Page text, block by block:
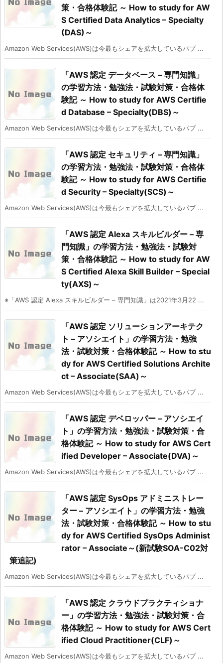
策・合格体験記 ～ How to study for AW
S Certified Data Analytics – Specialty
(DAS)～
Amazon Web Services(AWS)は今最もシェアを拡大しているパブ ...
「AWS 認定 データベース – 専門知識」
の学習方法・勉強法・試験対策・合格体
験記 ～ How to study for AWS Certifie
d Database – Specialty(DBS)～
Amazon Web Services(AWS)は今最もシェアを拡大しているパブ ...
「AWS 認定 セキュリティ – 専門知識」
の学習方法・勉強法・試験対策・合格体
験記 ～ How to study for AWS Certifie
d Security – Specialty(SCS)～
Amazon Web Services(AWS)は今最もシェアを拡大しているパブ ...
「AWS 認定 Alexa スキルビルダー – 専
門知識」の学習方法・勉強法・試験対
策・合格体験記 ～ How to study for AW
S Certified Alexa Skill Builder – Special
ty(AXS)～
※「AWS 認定 Alexa スキルビルダー – 専門知識」は2021年3月22 ...
「AWS 認定 ソリューションアーキテク
ト – アソシエイト」の学習方法・勉強
法・試験対策・合格体験記 ～ How to stu
dy for AWS Certified Solutions Archite
ct – Associate(SAA)～
Amazon Web Services(AWS)は今最もシェアを拡大しているパブ ...
「AWS 認定 デベロッパー – アソシエイ
ト」の学習方法・勉強法・試験対策・合
格体験記 ～ How to study for AWS Cert
ified Developer – Associate(DVA)～
Amazon Web Services(AWS)は今最もシェアを拡大しているパブ ...
「AWS 認定 SysOps アドミニストレー
ター – アソシエイト」の学習方法・勉強
法・試験対策・合格体験記 ～ How to stu
dy for AWS Certified SysOps Administ
rator – Associate～(新試験SOA-C02対
策追記)
Amazon Web Services(AWS)は今最もシェアを拡大しているパブ ...
「AWS 認定 クラウドプラクティショナ
ー」の学習方法・勉強法・試験対策・合
格体験記 ～ How to study for AWS Cert
ified Cloud Practitioner(CLF)～
Amazon Web Services(AWS)は今最もシェアを拡大しているパブ ...